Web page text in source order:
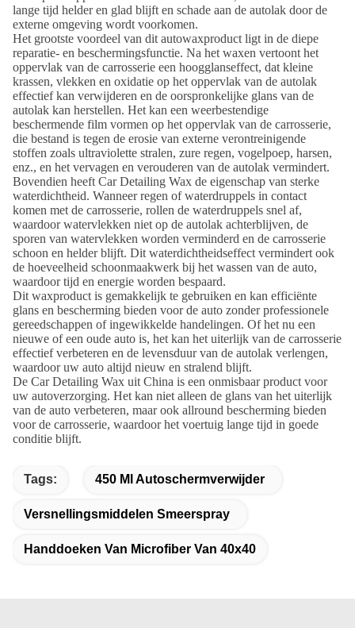
lange tijd helder en glad blijft en schade aan de autolak door de
externe omgeving wordt voorkomen.
Het grootste voordeel van dit autowaxproduct ligt in de diepe
reparatie- en beschermingsfunctie. Na het waxen vertoont het
oppervlak van de carrosserie een hoogglanseffect, dat kleine
krassen, vlekken en oxidatie op het oppervlak van de autolak
effectief kan verwijderen en de oorspronkelijke glans van de
autolak kan herstellen. Het kan een weerbestendige
beschermende film vormen op het oppervlak van de carrosserie,
die bestand is tegen de erosie van externe verontreinigende
stoffen zoals ultraviolette stralen, zure regen, vogelpoep, harsen,
enz., en het vervagen en verouderen van de autolak vermindert.
Bovendien heeft Car Detailing Wax de eigenschap van sterke
waterdichtheid. Wanneer regen of waterdruppels in contact
komen met de carrosserie, rollen de waterdruppels snel af,
waardoor watervlekken niet op de autolak achterblijven, de
sporen van watervlekken worden verminderd en de carrosserie
schoon en helder blijft. Dit waterdichtheidseffect vermindert ook
de hoeveelheid schoonmaakwerk bij het wassen van de auto,
waardoor tijd en energie worden bespaard.
Dit waxproduct is gemakkelijk te gebruiken en kan efficiënte
glans en bescherming bieden voor de auto zonder professionele
gereedschappen of ingewikkelde handelingen. Of het nu een
nieuwe of een oude auto is, het kan het uiterlijk van de carrosserie
effectief verbeteren en de levensduur van de autolak verlengen,
waardoor uw auto altijd nieuw en stralend blijft.
De Car Detailing Wax uit China is een onmisbaar product voor
uw autoverzorging. Het kan niet alleen de glans van het uiterlijk
van de auto verbeteren, maar ook allround bescherming bieden
voor de carrosserie, waardoor het voertuig lange tijd in goede
conditie blijft.
Tags: 450 Ml Autoschermverwijder
Versnellingsmiddelen Smeerspray
Handdoeken Van Microfiber Van 40x40